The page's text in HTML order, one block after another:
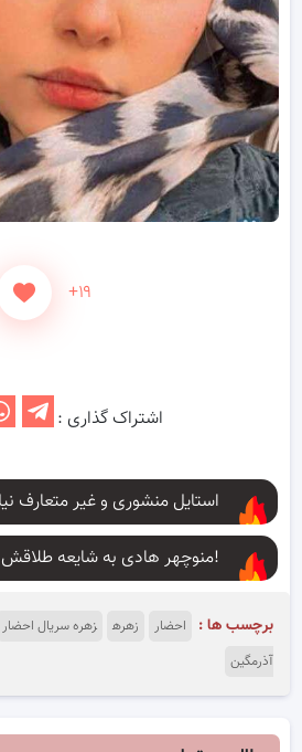
+۱۹
اشتراک گذاری :
استایل منشوری و غیر متعارف
منوچهر هادی به شایعه طلاقش از یکتا ناصر پاسخ داد!
برچسب ها : احضار زهره زهره سریال احضار
آذرمگین